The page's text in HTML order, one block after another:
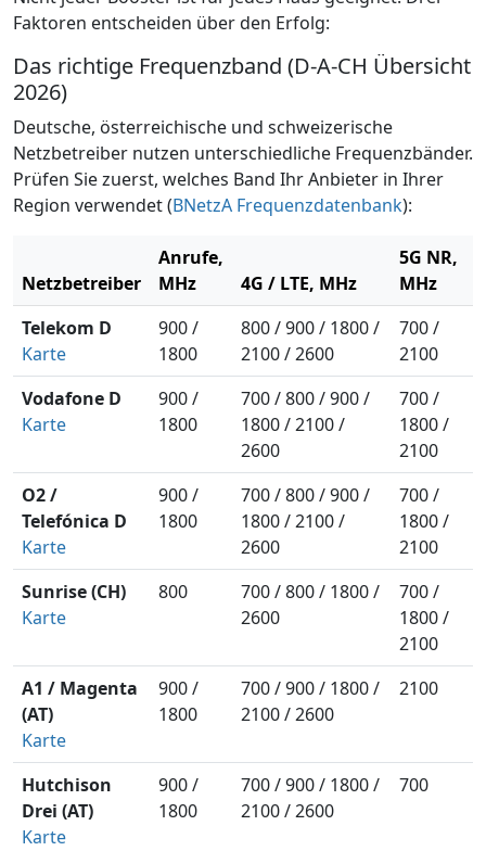
Faktoren entscheiden über den Erfolg:
Das richtige Frequenzband (D-A-CH Übersicht
2026)
Deutsche, österreichische und schweizerische
Netzbetreiber nutzen unterschiedliche Frequenzbänder.
Prüfen Sie zuerst, welches Band Ihr Anbieter in Ihrer
Region verwendet (BNetzA Frequenzdatenbank):
Netzbetreiber
Anrufe,
MHz
4G / LTE, MHz
5G NR,
MHz
Telekom D
Karte
900 /
1800
800 / 900 / 1800 /
2100 / 2600
700 /
2100
Vodafone D
Karte
900 /
1800
700 / 800 / 900 /
1800 / 2100 /
2600
700 /
1800 /
2100
O2 /
Telefónica D
Karte
900 /
1800
700 / 800 / 900 /
1800 / 2100 /
2600
700 /
1800 /
2100
Sunrise (CH)
Karte
800
700 / 800 / 1800 /
2600
700 /
1800 /
2100
A1 / Magenta
(AT)
Karte
900 /
1800
700 / 900 / 1800 /
2100 / 2600
2100
Hutchison
Drei (AT)
Karte
900 /
1800
700 / 900 / 1800 /
2100 / 2600
700